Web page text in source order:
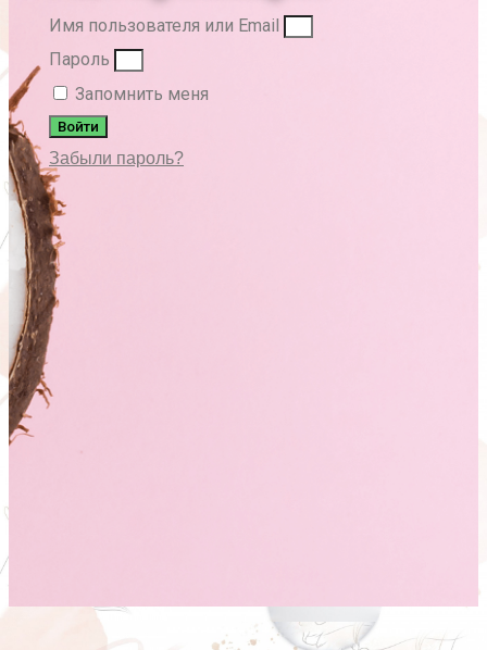
Имя пользователя или Email
Пароль
Запомнить меня
Войти
Забыли пароль?